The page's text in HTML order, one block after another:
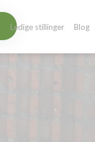
Ledige stillinger Blog